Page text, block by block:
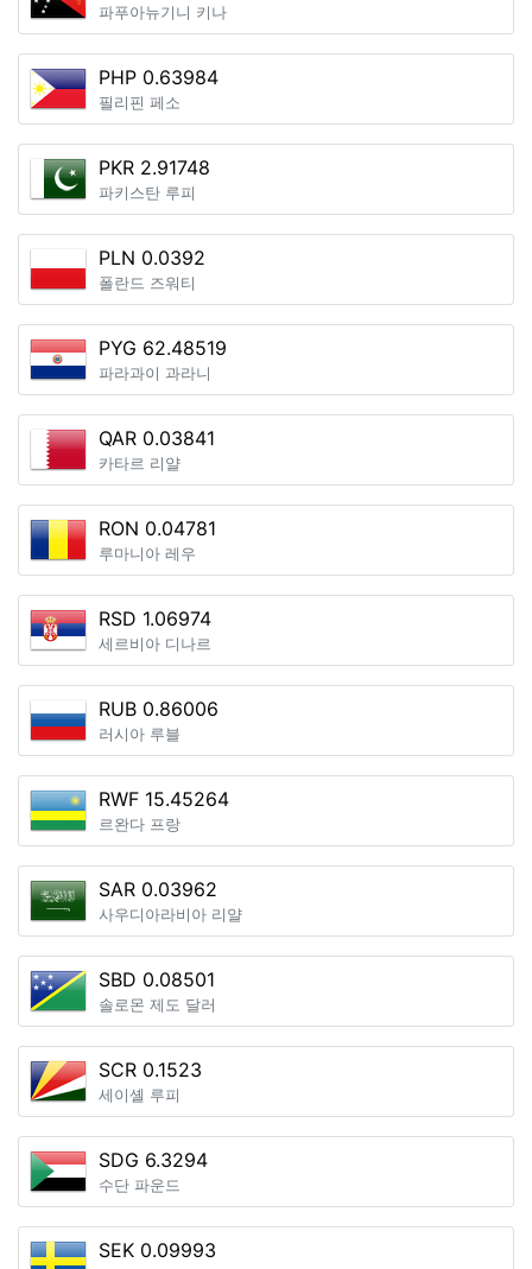
파푸아뉴기니 키나
PHP 0.63984
필리핀 페소
PKR 2.91748
파키스탄 루피
PLN 0.0392
폴란드 즈워티
PYG 62.48519
파라과이 과라니
QAR 0.03841
카타르 리얄
RON 0.04781
루마니아 레우
RSD 1.06974
세르비아 디나르
RUB 0.86006
러시아 루블
RWF 15.45264
르완다 프랑
SAR 0.03962
사우디아라비아 리얄
SBD 0.08501
솔로몬 제도 달러
SCR 0.1523
세이셸 루피
SDG 6.3294
수단 파운드
SEK 0.09993